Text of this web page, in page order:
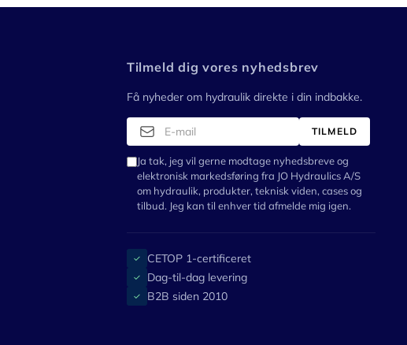
Tilmeld dig vores nyhedsbrev
Få nyheder om hydraulik direkte i din indbakke.
TILMELD
Ja tak, jeg vil gerne modtage nyhedsbreve og
elektronisk markedsføring fra JO Hydraulics A/S
om hydraulik, produkter, teknisk viden, cases og
tilbud. Jeg kan til enhver tid afmelde mig igen.
✓ CETOP 1-certificeret
✓ Dag-til-dag levering
✓ B2B siden 2010